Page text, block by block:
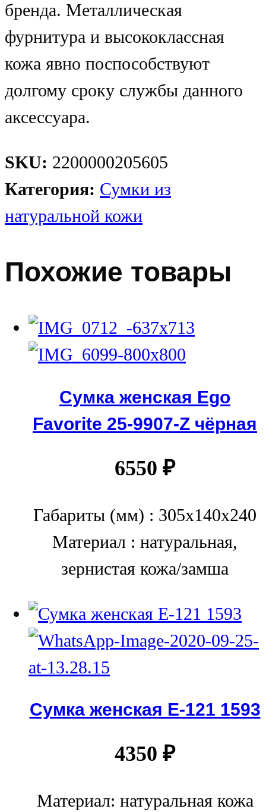
бренда. Металлическая
фурнитура и высококлассная
кожа явно поспособствуют
долгому сроку службы данного
аксессуара.
SKU: 2200000205605
Категория: Сумки из
натуральной кожи
Похожие товары
Сумка женская Ego
Favorite 25-9907-Z чёрная
6550 ₽
Габариты (мм) : 305x140x240
Материал : натуральная,
зернистая кожа/замша
Сумка женская Е-121 1593
4350 ₽
Материал: натуральная кожа